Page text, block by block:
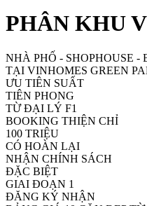
PHÂN KHU
NHÀ PHỐ - SHOPHOUSE
TẠI VINHOMES GREEN
ƯU TIÊN SUẤT
TIÊN PHONG
TỪ ĐẠI LÝ F1
BOOKING THIỆN CHỈ
100 TRIỆU
CÓ HOÀN LẠI
NHẬN CHÍNH SÁCH
ĐẶC BIỆT
GIAI ĐOẠN 1
ĐĂNG KÝ NHẬN